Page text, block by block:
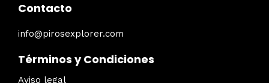
Contacto
info@pirosexplorer.com
Términos y Condiciones
Aviso legal